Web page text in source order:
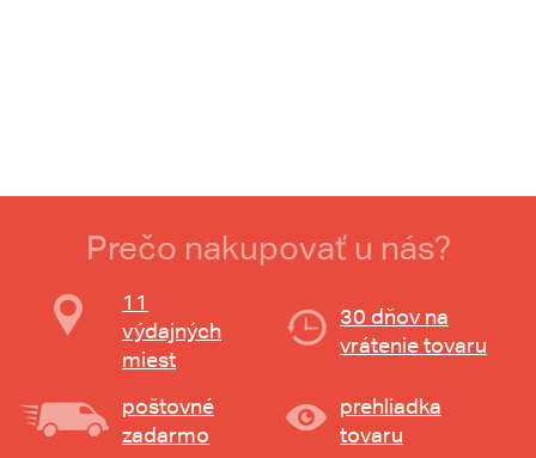
Prečo nakupovať u nás?
11
výdajných
miest
30 dňov na
vrátenie tovaru
poštovné
zadarmo
prehliadka
tovaru